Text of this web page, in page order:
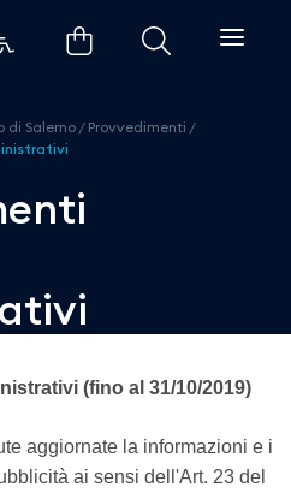
di Salerno / Provvedimenti /
(fino al 31/10/2019)
aggiornate la informazioni e i
ai sensi dell'Art. 23 del